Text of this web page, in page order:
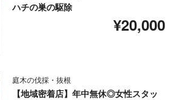
ハチの巣の駆除
¥20,000
庭木の伐採・抜根
【地域密着店】年中無休◎女性スタッ